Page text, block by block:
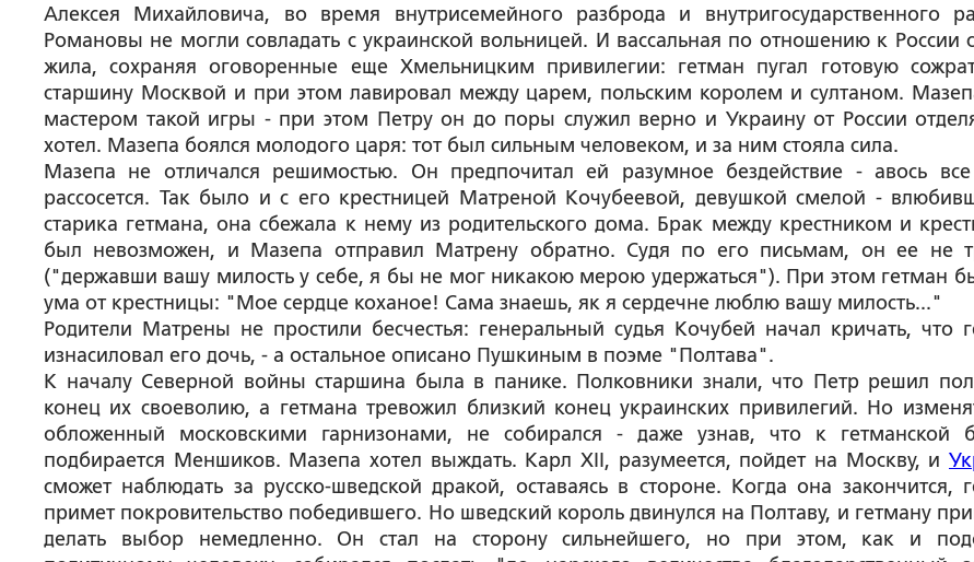
Алексея Михайловича, во время внутрисемейного разброда и внутригосударственного
Романовы не могли совладать с украинской вольницей. И вассальная по отношению к России
жила, сохраняя оговоренные еще Хмельницким привилегии: гетман пугал готовую
старшину Москвой и при этом лавировал между царем, польским королем и султаном.
мастером такой игры - при этом Петру он до поры служил верно и Украину от России
хотел. Мазепа боялся молодого царя: тот был сильным человеком, и за ним стояла сила.
Мазепа не отличался решимостью. Он предпочитал ей разумное бездействие - авось
рассосется. Так было и с его крестницей Матреной Кочубеевой, девушкой смелой -
старика гетмана, она сбежала к нему из родительского дома. Брак между крестником и
был невозможен, и Мазепа отправил Матрену обратно. Судя по его письмам, он ее не
("державши вашу милость у себе, я бы не мог никакою мерою удержаться"). При этом гетман
ума от крестницы: "Мое сердце коханое! Сама знаешь, як я сердечне люблю вашу милость..."
Родители Матрены не простили бесчестья: генеральный судья Кочубей начал кричать, что
изнасиловал его дочь, - а остальное описано Пушкиным в поэме "Полтава".
К началу Северной войны старшина была в панике. Полковники знали, что Петр решил
конец их своеволию, а гетмана тревожил близкий конец украинских привилегий. Но
обложенный московскими гарнизонами, не собирался - даже узнав, что к гетманской
подбирается Меншиков. Мазепа хотел выждать. Карл ХII, разумеется, пойдет на Москву, и
сможет наблюдать за русско-шведской дракой, оставаясь в стороне. Когда она закончится,
примет покровительство победившего. Но шведский король двинулся на Полтаву, и гетману
делать выбор немедленно. Он стал на сторону сильнейшего, но при этом, как и